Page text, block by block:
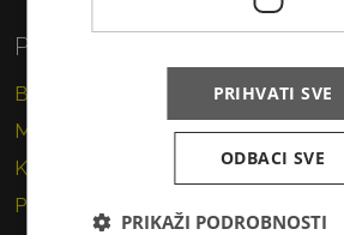
Poslovni korisnici
Brza pošta
Marketinške usluge
Korporativna rješenja
PostPak
PRIHVATI SVE
ODBACI SVE
PRIKAŽI PODROBNOSTI